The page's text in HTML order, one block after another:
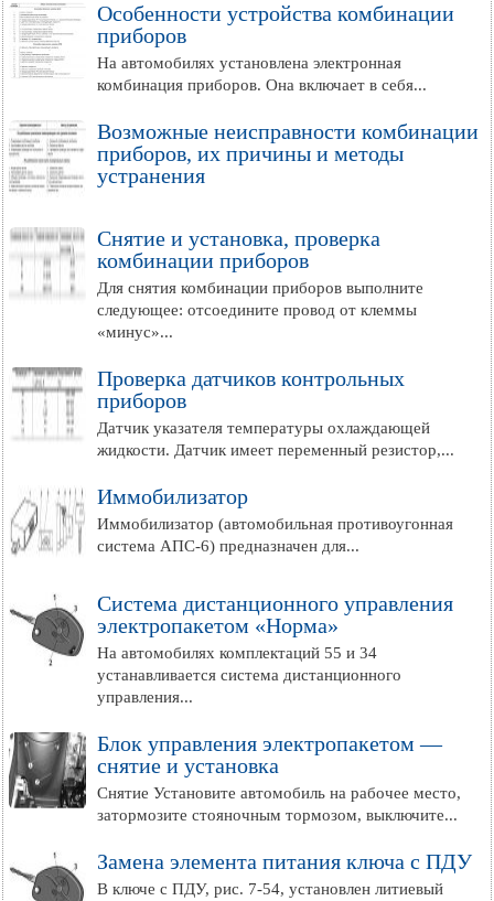
Особенности устройства комбинации
приборов
На автомобилях установлена электронная
комбинация приборов. Она включает в себя...
Возможные неисправности комбинации
приборов, их причины и методы
устранения
Снятие и установка, проверка
комбинации приборов
Для снятия комбинации приборов выполните
следующее: отсоедините провод от клеммы
«минус»...
Проверка датчиков контрольных
приборов
Датчик указателя температуры охлаждающей
жидкости. Датчик имеет переменный резистор,...
Иммобилизатор
Иммобилизатор (автомобильная противоугонная
система АПС-6) предназначен для...
Система дистанционного управления
электропакетом «Норма»
На автомобилях комплектаций 55 и 34
устанавливается система дистанционного
управления...
Блок управления электропакетом —
снятие и установка
Снятие Установите автомобиль на рабочее место,
затормозите стояночным тормозом, выключите...
Замена элемента питания ключа с ПДУ
В ключе с ПДУ, рис. 7-54, установлен литиевый